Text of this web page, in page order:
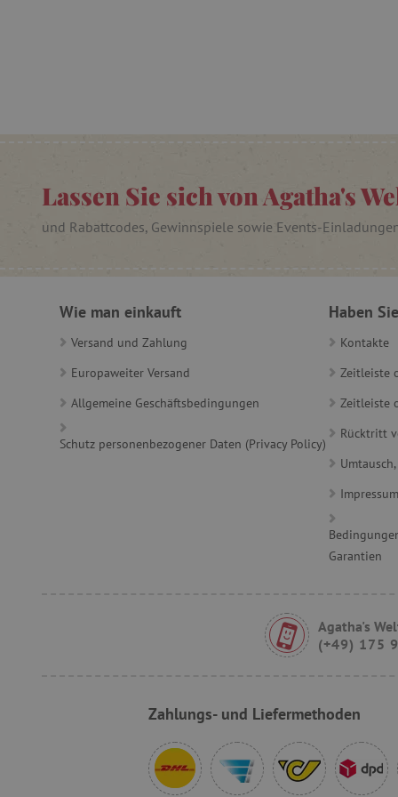
Lassen Sie sich von Agatha's
und Rabattcodes, Gewinnspiele sowie Events-
Wie man einkauft
Versand und Zahlung
Europaweiter Versand
Allgemeine Geschäftsbedingungen
Schutz personenbezogener Daten (Privacy Policy)
Haben
Kontakte
Zeitleiste
Zeitleiste
Rücktritt
Impressum
Garantien
Agatha's
(+49) 175
Zahlungs- und Liefermethoden
_pinterest_ct_ua
product_filter_remember
_sp_ses.ab3e
CookieScriptConsent
FPID
FPLC